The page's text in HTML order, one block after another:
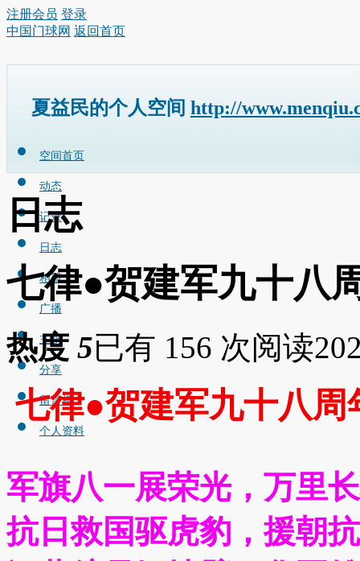
注册会员 登录
中国门球网 返回首页
夏益民的个人空间 http://
空间首页
动态
记录
日志
相册
广播
主题
分享
留言板
个人资料
日志
七律●贺建军九十八
热度 5已有 156 次阅读
七律●贺建军九十八周
军旗八一展荣光，万里
抗日救国驱虎豹，援朝